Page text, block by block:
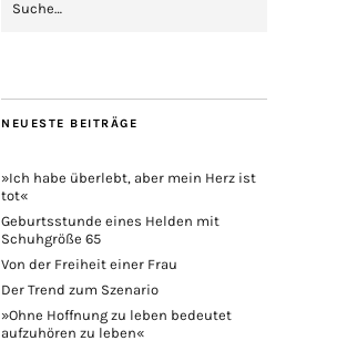
NEUESTE BEITRÄGE
»Ich habe überlebt, aber mein Herz ist
tot«
Geburtsstunde eines Helden mit
Schuhgröße 65
Von der Freiheit einer Frau
Der Trend zum Szenario
»Ohne Hoffnung zu leben bedeutet
aufzuhören zu leben«